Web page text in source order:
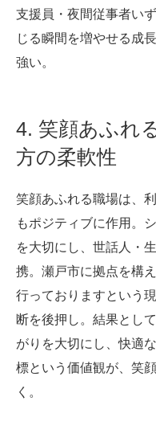
支援員・夜間従事者い
じる瞬間を増やせる成
強い。
4. 笑顔あふれ
方の柔軟性
笑顔あふれる職場は、
もポジティブに作用。
を大切にし、世話人・
携。瀬戸市に拠点を構
行っておりますという
断を後押し。結果とし
がりを大切にし、快適
標という価値観が、笑
く。